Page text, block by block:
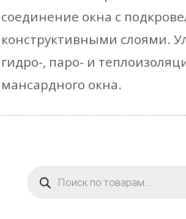
соединение окна с
конструктивными слоями.
гидро-, паро- и
мансардного окна.
товаров